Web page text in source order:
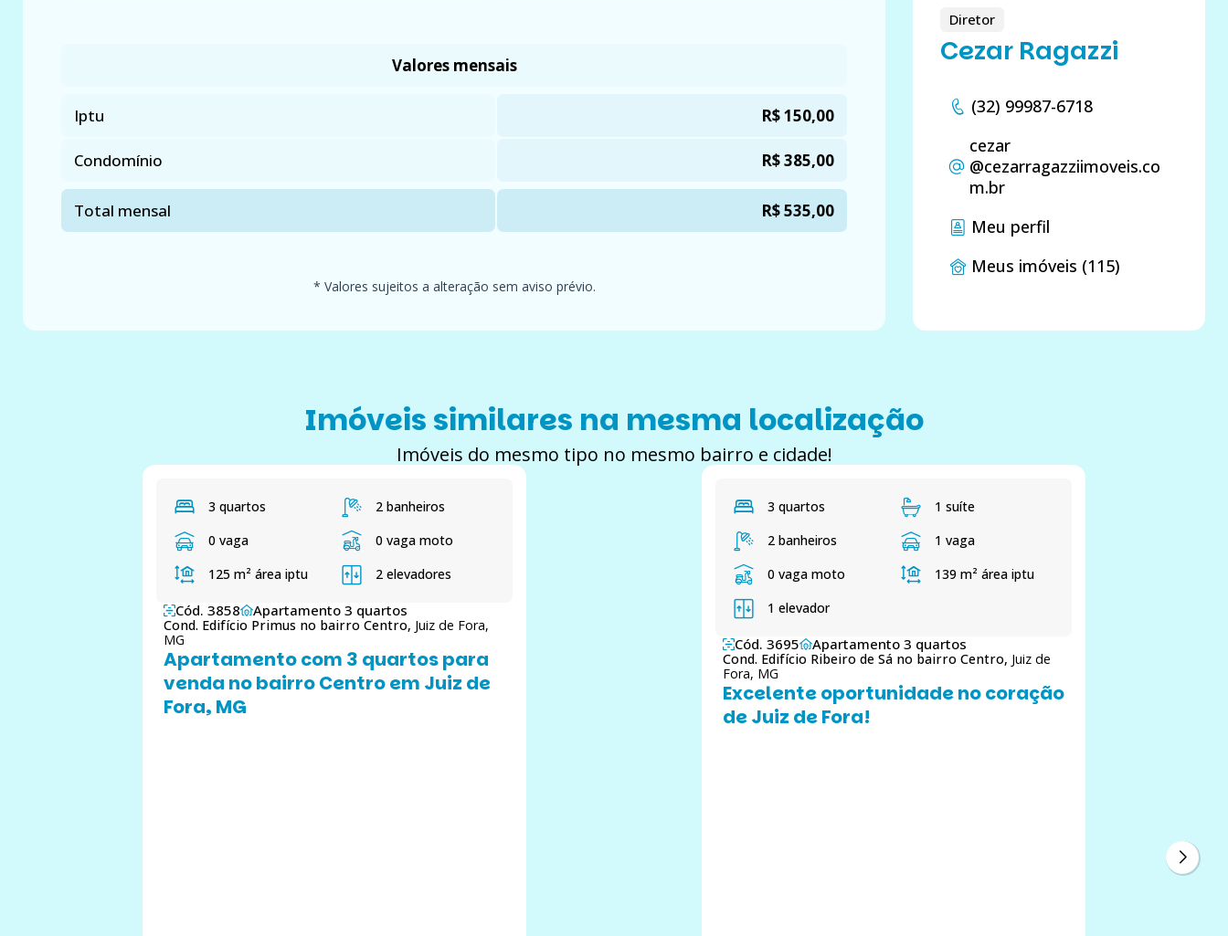
Valores mensais
Iptu R$ 150,00
Condomínio R$ 385,00
Total mensal R$ 535,00
* Valores sujeitos a alteração sem aviso prévio.
Diretor
Cezar Ragazzi
(32) 99987-6718
cezar
@cezarragazziimoveis.co
m.br
Meu perfil
Meus imóveis (115)
Imóveis similares na mesma localização
Imóveis do mesmo tipo no mesmo bairro e cidade!
3 quartos
2 banheiros
0 vaga
0 vaga moto
125 m² área iptu 2 elevadores
Cód. 3858 Apartamento 3 quartos
Cond. Edifício Primus no bairro Centro, Juiz de Fora,
MG
Apartamento com 3 quartos para
venda no bairro Centro em Juiz de
Fora, MG
3 quartos
1 suíte
2 banheiros
1 vaga
0 vaga moto
139 m² área iptu
1 elevador
Cód. 3695 Apartamento 3 quartos
Cond. Edifício Ribeiro de Sá no bairro Centro, Juiz de
Fora, MG
Excelente oportunidade no coração
de Juiz de Fora!